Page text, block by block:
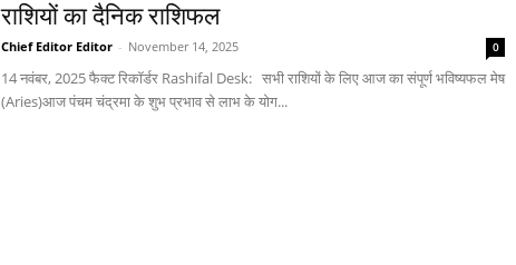
राशियों का दैनिक राशिफल
Chief Editor Editor - November 14, 2025 0
14 नवंबर, 2025 फैक्ट रिकॉर्डर Rashifal Desk: सभी राशियों के लिए आज का संपूर्ण भविष्यफल मेष
(Aries)आज पंचम चंद्रमा के शुभ प्रभाव से लाभ के योग...